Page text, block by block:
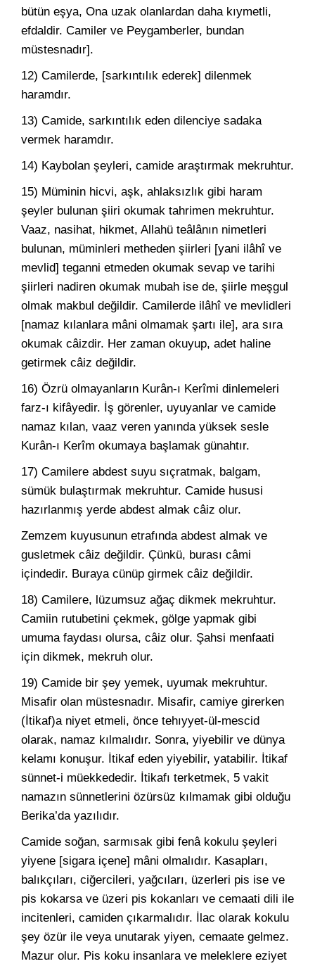
bütün eşya, Ona uzak olanlardan daha kıymetli,
efdaldir. Camiler ve Peygamberler, bundan
müstesnadır].
12) Camilerde, [sarkıntılık ederek] dilenmek
haramdır.
13) Camide, sarkıntılık eden dilenciye sadaka
vermek haramdır.
14) Kaybolan şeyleri, camide araştırmak mekruhtur.
15) Müminin hicvi, aşk, ahlaksızlık gibi haram
şeyler bulunan şiiri okumak tahrimen mekruhtur.
Vaaz, nasihat, hikmet, Allahü teâlânın nimetleri
bulunan, müminleri metheden şiirleri [yani ilâhî ve
mevlid] teganni etmeden okumak sevap ve tarihi
şiirleri nadiren okumak mubah ise de, şiirle meşgul
olmak makbul değildir. Camilerde ilâhî ve mevlidleri
[namaz kılanlara mâni olmamak şartı ile], ara sıra
okumak câizdir. Her zaman okuyup, adet haline
getirmek câiz değildir.
16) Özrü olmayanların Kurân-ı Kerîmi dinlemeleri
farz-ı kifâyedir. İş görenler, uyuyanlar ve camide
namaz kılan, vaaz veren yanında yüksek sesle
Kurân-ı Kerîm okumaya başlamak günahtır.
17) Camilere abdest suyu sıçratmak, balgam,
sümük bulaştırmak mekruhtur. Camide hususi
hazırlanmış yerde abdest almak câiz olur.
Zemzem kuyusunun etrafında abdest almak ve
gusletmek câiz değildir. Çünkü, burası câmi
içindedir. Buraya cünüp girmek câiz değildir.
18) Camilere, lüzumsuz ağaç dikmek mekruhtur.
Camiin rutubetini çekmek, gölge yapmak gibi
umuma faydası olursa, câiz olur. Şahsi menfaati
için dikmek, mekruh olur.
19) Camide bir şey yemek, uyumak mekruhtur.
Misafir olan müstesnadır. Misafir, camiye girerken
(İtikaf)a niyet etmeli, önce tehıyyet-ül-mescid
olarak, namaz kılmalıdır. Sonra, yiyebilir ve dünya
kelamı konuşur. İtikaf eden yiyebilir, yatabilir. İtikaf
sünnet-i müekkededir. İtikafı terketmek, 5 vakit
namazın sünnetlerini özürsüz kılmamak gibi olduğu
Berika’da yazılıdır.
Camide soğan, sarmısak gibi fenâ kokulu şeyleri
yiyene [sigara içene] mâni olmalıdır. Kasapları,
balıkçıları, ciğercileri, yağcıları, üzerleri pis ise ve
pis kokarsa ve üzeri pis kokanları ve cemaati dili ile
incitenleri, camiden çıkarmalıdır. İlac olarak kokulu
şey özür ile veya unutarak yiyen, cemaate gelmez.
Mazur olur. Pis koku insanlara ve meleklere eziyet